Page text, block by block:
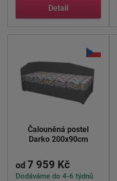
Detail
Čalouněná postel
Darko 200x90cm
od 7 959 Kč
Dodáváme do 4-6 týdnů